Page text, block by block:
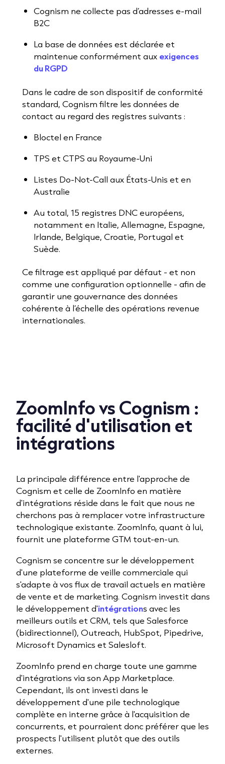
Cognism ne collecte pas d’adresses e-mail
B2C
La base de données est déclarée et
maintenue conformément aux exigences
du RGPD
Dans le cadre de son dispositif de conformité
standard, Cognism filtre les données de
contact au regard des registres suivants :
Bloctel en France
TPS et CTPS au Royaume-Uni
Listes Do-Not-Call aux États-Unis et en
Australie
Au total, 15 registres DNC européens,
notamment en Italie, Allemagne, Espagne,
Irlande, Belgique, Croatie, Portugal et
Suède.
Ce filtrage est appliqué par défaut - et non
comme une configuration optionnelle - afin de
garantir une gouvernance des données
cohérente à l’échelle des opérations revenue
internationales.
ZoomInfo vs Cognism :
facilité d'utilisation et
intégrations
La principale différence entre l'approche de
Cognism et celle de ZoomInfo en matière
d'intégrations réside dans le fait que nous ne
cherchons pas à remplacer votre infrastructure
technologique existante. ZoomInfo, quant à lui,
fournit une plateforme GTM tout-en-un.
Cognism se concentre sur le développement
d'une plateforme de veille commerciale qui
s'adapte à vos flux de travail actuels en matière
de vente et de marketing. Cognism investit dans
le développement d'intégrations avec les
meilleurs outils et CRM, tels que Salesforce
(bidirectionnel), Outreach, HubSpot, Pipedrive,
Microsoft Dynamics et Salesloft.
ZoomInfo prend en charge toute une gamme
d'intégrations via son App Marketplace.
Cependant, ils ont investi dans le
développement d'une pile technologique
complète en interne grâce à l'acquisition de
concurrents, et pourraient donc préférer que les
prospects l'utilisent plutôt que des outils
externes.